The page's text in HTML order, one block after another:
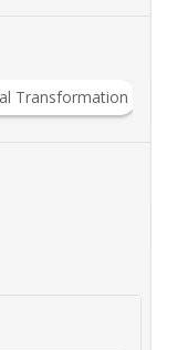
Transformation